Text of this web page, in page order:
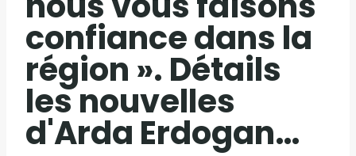
confiance dans la
région ». Détails
les nouvelles
d'Arda Erdogan…